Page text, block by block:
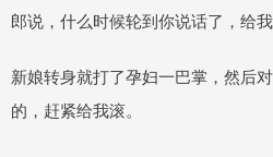
郎说，什么时候轮到你说话了，给我
新娘转身就打了孕妇一巴掌，然后
的，赶紧给我滚。